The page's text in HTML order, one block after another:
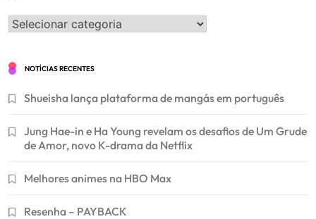
Categorias
NOTÍCIAS RECENTES
Shueisha lança plataforma de mangás em português
Jung Hae-in e Ha Young revelam os desafios de Um Grude
de Amor, novo K-drama da Netflix
Melhores animes na HBO Max
Resenha – PAYBACK